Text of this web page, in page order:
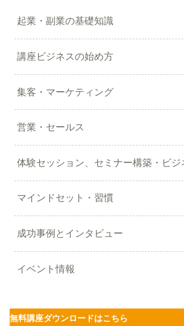
起業・副業の基礎知識
講座ビジネスの始め方
集客・マーケティング
営業・セールス
体験セッション、セミナー構築・ビジ
マインドセット・習慣
成功事例とインタビュー
イベント情報
無料講座ダウンロードはこちら